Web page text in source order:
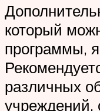
который
программы,
различных
учреждений,